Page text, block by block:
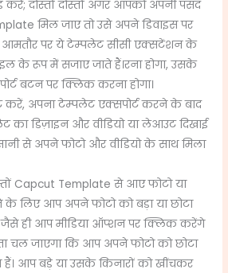
करें; दोस्तों दोस्तों अगर आपको अपनी पसंद
मिल जाए तो उसे अपने डिवाइस पर
आमतौर पर ये टेम्पलेट सीसी एक्सटेंशन के
के रूप में सजाए जाते हैं।रना होगा, उसके
बटन पर क्लिक करना होगा।
करें, अपना टेम्पलेट एक्सपोर्ट करने के बाद
का डिज़ाइन और वीडियो या लेआउट दिखाई
से अपने फोटो और वीडियो के साथ मिला
Capcut Template से आए फोटो या
के लिए आप अपने फोटो को बड़ा या छोटा
ही आप मीडिया ऑप्शन पर क्लिक करेंगे
चल जाएगा कि आप अपने फोटो को छोटा
आप बड़े या उसके किनारों को खींचकर